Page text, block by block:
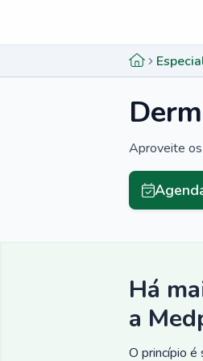
Aproveite os
Há
a
O princípio é